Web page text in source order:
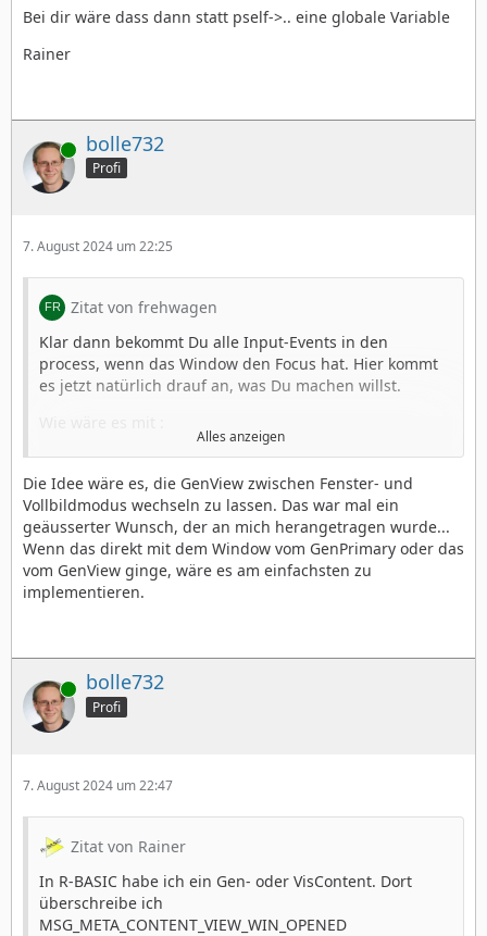
Bei dir wäre dass dann statt pself->.. eine globale Variable
Rainer
Online bolle732
Profi
7. August 2024 um 22:25
Zitat von frehwagen
Klar dann bekommt Du alle Input-Events in den
process, wenn das Window den Focus hat. Hier kommt
es jetzt natürlich drauf an, was Du machen willst.
ATTR_GEN_DISPLAY_MAXIMIZED_STATE
ATTR_GEN_WINDOW_CUSTOM_WINDOW
HINT_WINDOW_NO_CONSTRAINTS
VG, Falk \\ blueway.Softworks
Alles anzeigen
Die Idee wäre es, die GenView zwischen Fenster- und
Vollbildmodus wechseln zu lassen. Das war mal ein
geäusserter Wunsch, der an mich herangetragen wurde...
Wenn das direkt mit dem Window vom GenPrimary oder das
vom GenView ginge, wäre es am einfachsten zu
implementieren.
Online bolle732
Profi
7. August 2024 um 22:47
Zitat von Rainer
In R-BASIC habe ich ein Gen- oder VisContent. Dort
überschreibe ich
MSG_META_CONTENT_VIEW_WIN_OPENED